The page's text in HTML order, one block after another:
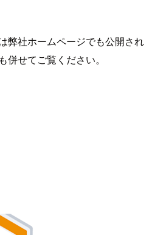
弊社ホームページでも公開され
せてご覧ください。